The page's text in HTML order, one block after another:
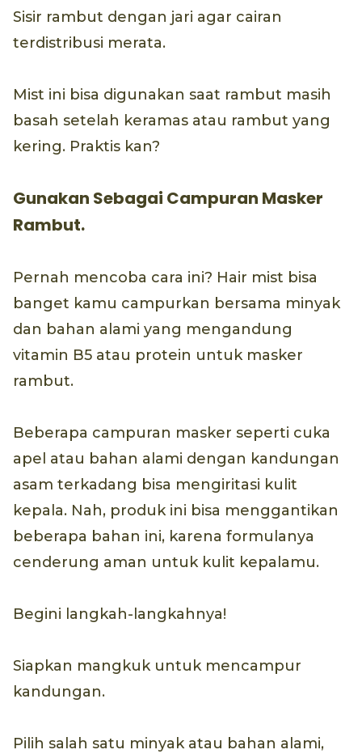
Sisir rambut dengan jari agar cairan
terdistribusi merata.
Mist ini bisa digunakan saat rambut masih
basah setelah keramas atau rambut yang
kering. Praktis kan?
Gunakan Sebagai Campuran Masker
Rambut.
Pernah mencoba cara ini? Hair mist bisa
banget kamu campurkan bersama minyak
dan bahan alami yang mengandung
vitamin B5 atau protein untuk masker
rambut.
Beberapa campuran masker seperti cuka
apel atau bahan alami dengan kandungan
asam terkadang bisa mengiritasi kulit
kepala. Nah, produk ini bisa menggantikan
beberapa bahan ini, karena formulanya
cenderung aman untuk kulit kepalamu.
Begini langkah-langkahnya!
Siapkan mangkuk untuk mencampur
kandungan.
Pilih salah satu minyak atau bahan alami,